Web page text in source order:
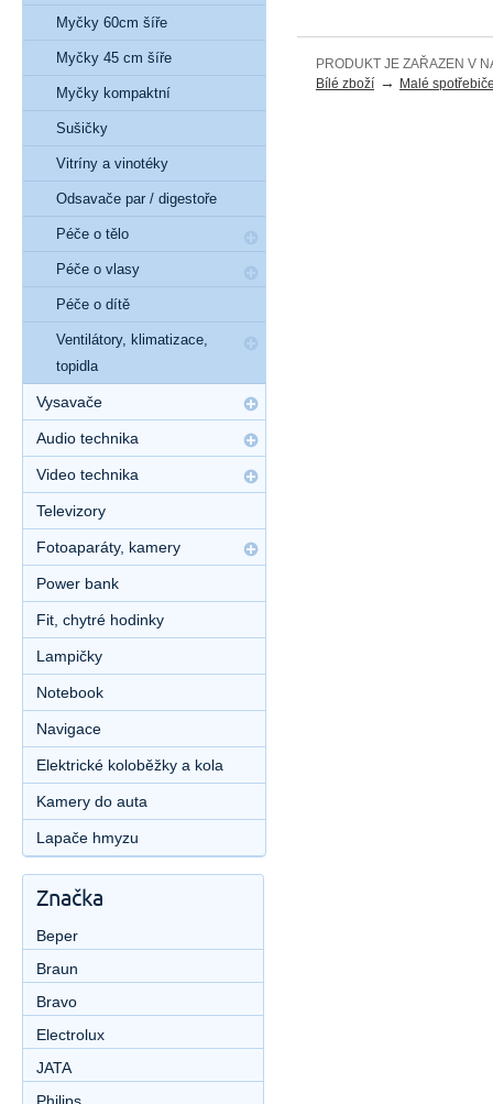
PRODUKT JE ZAŘAZEN V
Bílé zboží → Malé
Myčky 60cm šíře
Myčky 45 cm šíře
Myčky kompaktní
Sušičky
Vitríny a vinotéky
Odsavače par / digestoře
Péče o tělo
Péče o vlasy
Péče o dítě
Ventilátory, klimatizace,
topidla
Vysavače
Audio technika
Video technika
Televizory
Fotoaparáty, kamery
Power bank
Fit, chytré hodinky
Lampičky
Notebook
Navigace
Elektrické koloběžky a kola
Kamery do auta
Lapače hmyzu
Značka
Beper
Braun
Bravo
Electrolux
JATA